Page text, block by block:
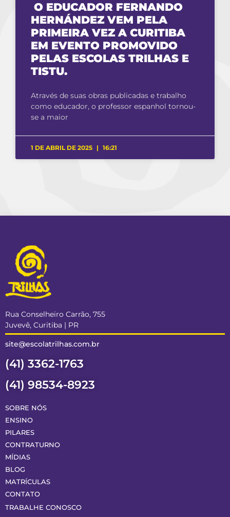
O EDUCADOR FERNANDO
HERNÁNDEZ VEM PELA
PRIMEIRA VEZ A CURITIBA
EM EVENTO PROMOVIDO
PELAS ESCOLAS TRILHAS E
TISTU.
Através de suas obras publicadas e trabalho
como educador, o professor espanhol tornou-
se a maior
1 DE ABRIL DE 2025 16:21
Rua Conselheiro Carrão, 755
Juvevê, Curitiba | PR
site@escolatrilhas.com.br
(41) 3362-1763
(41) 98534-8923
SOBRE NÓS
ENSINO
PILARES
CONTRATURNO
MÍDIAS
BLOG
MATRÍCULAS
CONTATO
TRABALHE CONOSCO